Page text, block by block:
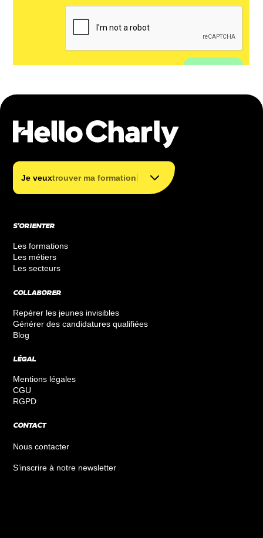
Je veuxtrouver ma formation|
trouver mon métier
financer ma formation
S’ORIENTER
Les formations
Les métiers
Les secteurs
COLLABORER
Repérer les jeunes invisibles
Générer des candidatures qualifiées
Blog
LÉGAL
Mentions légales
CGU
RGPD
CONTACT
Nous contacter
S’inscrire à notre newsletter